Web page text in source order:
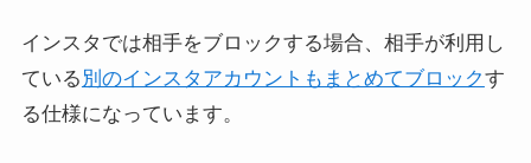
答後に取り消しできる？
ないがハイライトタブへ移
動できる
インスタでは相手をブロックする場合、相手が利用し
ている 別のインスタアカウントもまとめてブロックす
る仕様になっています。